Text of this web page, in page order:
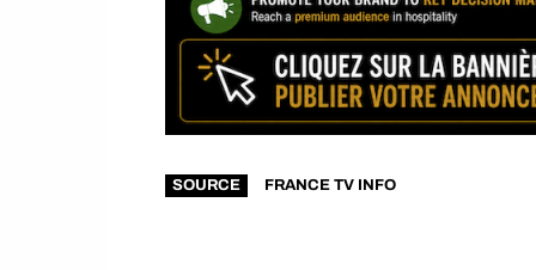
SOURCE FRANCE TV INFO